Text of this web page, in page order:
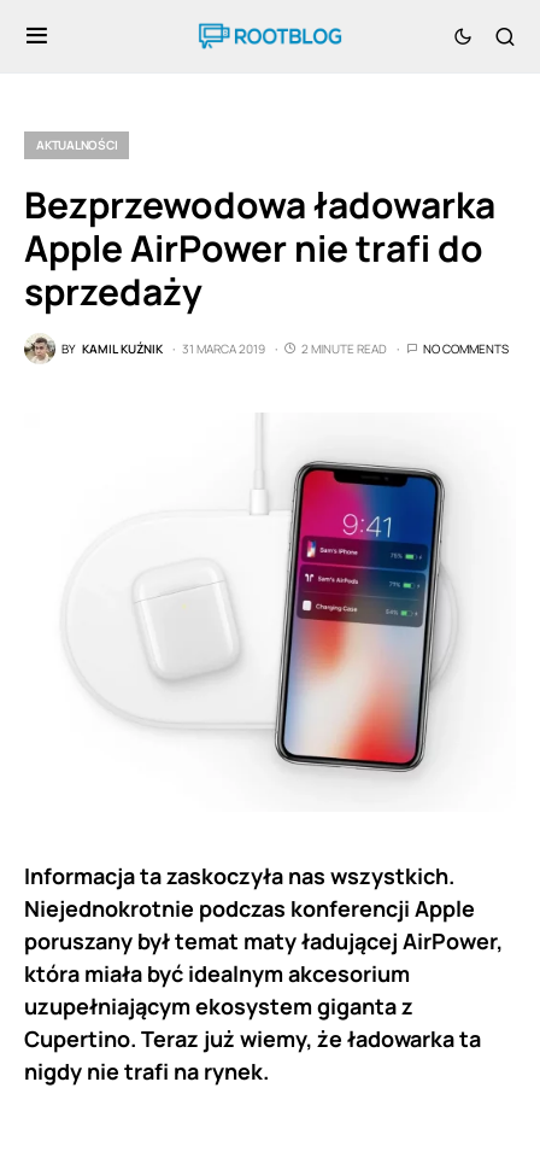
AKTUALNOŚCI
Bezprzewodowa ładowarka
Apple AirPower nie trafi do
sprzedaży
BY KAMIL KUŹNIK 31 MARCA 2019 2 MINUTE READ NO COMMENTS
Informacja ta zaskoczyła nas wszystkich.
Niejednokrotnie podczas konferencji Apple
poruszany był temat maty ładującej AirPower,
która miała być idealnym akcesorium
uzupełniającym ekosystem giganta z
Cupertino. Teraz już wiemy, że ładowarka ta
nigdy nie trafi na rynek.